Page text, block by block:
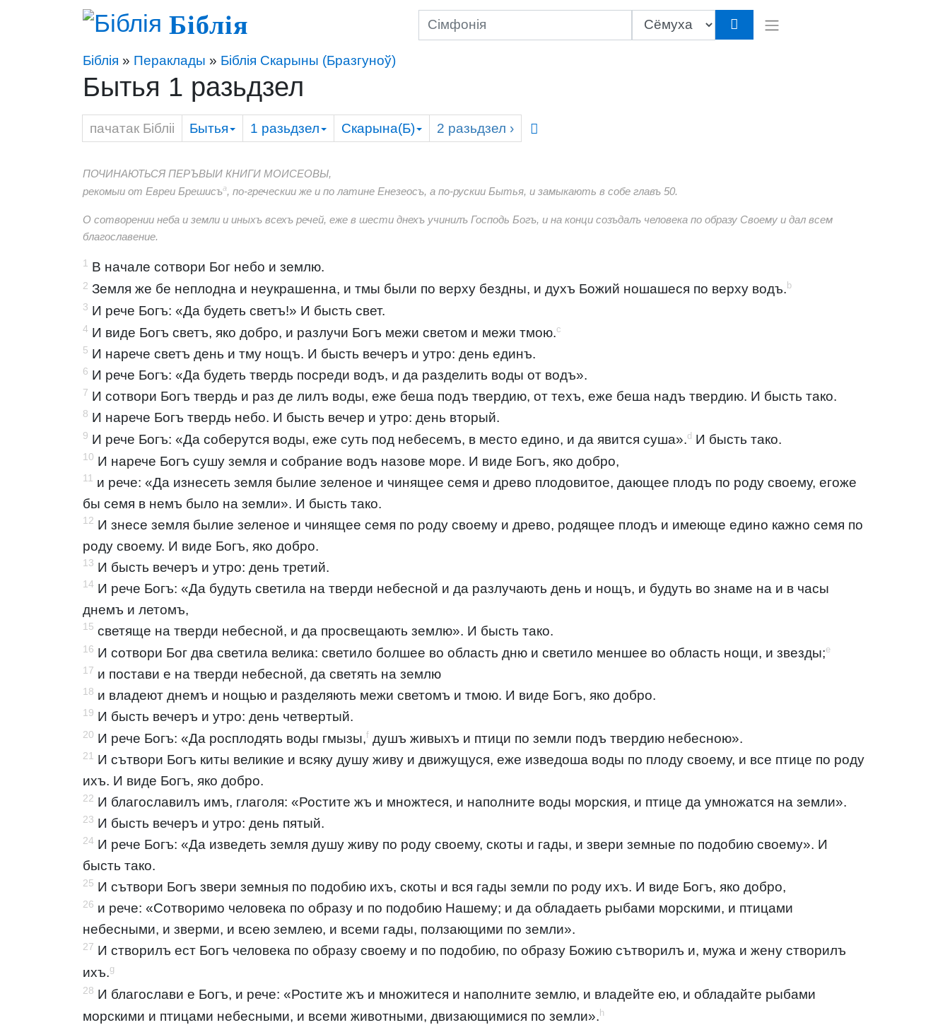
Біблія
Біблія » Пераклады » Біблія Скарыны (Бразгуноў)
Бытья 1 разьдзел
пачатак Бібліі Бытья 1 разьдзел Скарына(Б) 2 разьдзел ›
ПОЧИНАЮТЬСЯ ПЕРЪВЫИ КНИГИ МОИСЕОВЫ,
рекомыи от Евреи Брешисъa, по-греческии же и по латине Енезеосъ, а по-рускии Бытья, и замыкають в собе главъ 50.
О сотворении неба и земли и иныхъ всехъ речей, еже в шести днехъ учинилъ Господь Богъ, и на конци созъдалъ человека по образу Своему и дал всем
благославение.
1 В начале сотвори Бог небо и землю.
2 Земля же бе неплодна и неукрашенна, и тмы были по верху бездны, и духъ Божий ношашеся по верху водъ. b
3 И рече Богъ: «Да будеть светъ!» И бысть свет.
4 И виде Богъ светъ, яко добро, и разлучи Богъ межи светом и межи тмою.c
5 И нарече светъ день и тму нощъ. И бысть вечеръ и утро: день единъ.
6 И рече Богъ: «Да будеть твердь посреди водъ, и да разделить воды от водъ».
7 И сотвори Богъ твердь и раз де лилъ воды, еже беша подъ твердию, от техъ, еже беша надъ твердию. И бысть тако.
8 И нарече Богъ твердь небо. И бысть вечер и утро: день вторый.
9 И рече Богъ: «Да соберутся воды, еже суть под небесемъ, в место едино, и да явится суша».d И бысть тако.
10 И нарече Богъ сушу земля и собрание водъ назове море. И виде Богъ, яко добро,
11 и рече: «Да изнесеть земля былие зеленое и чинящее семя и древо плодовитое, дающее плодъ по роду своему, егоже
бы семя в немъ было на земли». И бысть тако.
12 И знесе земля былие зеленое и чинящее семя по роду своему и древо, родящее плодъ и имеюще едино кажно семя по
роду своему. И виде Богъ, яко добро.
13 И бысть вечеръ и утро: день третий.
14 И рече Богъ: «Да будуть светила на тверди небесной и да разлучають день и нощъ, и будуть во знаме на и в часы
днемъ и летомъ,
15 светяще на тверди небесной, и да просвещають землю». И бысть тако.
16 И сотвори Бог два светила велика: светило болшее во область дню и светило меншее во область нощи, и звезды;e
17 и постави е на тверди небесной, да светять на землю
18 и владеют днемъ и нощью и разделяють межи светомъ и тмою. И виде Богъ, яко добро.
19 И бысть вечеръ и утро: день четвертый.
20 И рече Богъ: «Да росплодять воды гмызы,f душъ живыхъ и птици по земли подъ твердию небесною».
21 И сътвори Богъ киты великие и всяку душу живу и движущуся, еже изведоша воды по плоду своему, и все птице по роду
ихъ. И виде Богъ, яко добро.
22 И благославилъ имъ, глаголя: «Ростите жъ и множтеся, и наполните воды морския, и птице да умножатся на земли».
23 И бысть вечеръ и утро: день пятый.
24 И рече Богъ: «Да изведеть земля душу живу по роду своему, скоты и гады, и звери земные по подобию своему». И
бысть тако.
25 И сътвори Богъ звери земныя по подобию ихъ, скоты и вся гады земли по роду ихъ. И виде Богъ, яко добро,
26 и рече: «Сотворимо человека по образу и по подобию Нашему; и да обладаеть рыбами морскими, и птицами
небесными, и зверми, и всею землею, и всеми гады, ползающими по земли».
27 И створилъ ест Богъ человека по образу своему и по подобию, по образу Божию сътворилъ и, мужа и жену створилъ
ихъ.g
28 И благослави е Богъ, и рече: «Ростите жъ и множитеся и наполните землю, и владейте ею, и обладайте рыбами
морскими и птицами небесными, и всеми животными, двизающимися по земли». h